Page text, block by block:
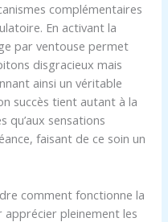
complémentaires
En activant la
par ventouse permet
disgracieux mais
ainsi un véritable
succès tient autant à la
qu’aux sensations
faisant de ce soin un
comment fonctionne la
pleinement les